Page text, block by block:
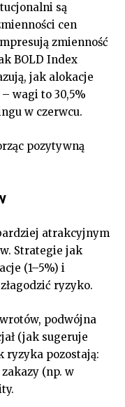
są
cen
zmienność
BOLD Index
jak alokacje
wagi to 30,5%
w czerwcu.
pozytywną
atrakcyjnym
Strategie jak
(1–5%) i
ryzyko.
podwójna
(jak sugeruje
ryzyka pozostają:
(np. w